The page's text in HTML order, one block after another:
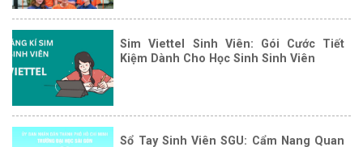
Sim Viettel Sinh Viên: Gói Cước Tiết
Kiệm Dành Cho Học Sinh Sinh Viên
Sổ Tay Sinh Viên SGU: Cẩm Nang Quan